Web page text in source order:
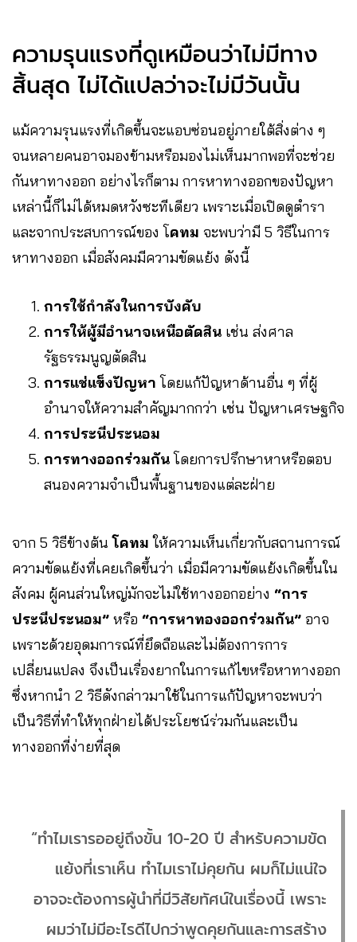
ความรุนแรงที่ดูเหมือนว่าไม่มีทาง
สิ้นสุด ไม่ได้แปลว่าจะไม่มีวันนั้น
แม้ความรุนแรงที่เกิดขึ้นจะแอบซ่อนอยู่ภายใต้สิ่งต่าง ๆ
จนหลายคนอาจมองข้ามหรือมองไม่เห็นมากพอที่จะช่วย
กันหาทางออก อย่างไรก็ตาม การหาทางออกของปัญหา
เหล่านี้ก็ไม่ได้หมดหวังซะทีเดียว เพราะเมื่อเปิดดูตำรา
และจากประสบการณ์ของ โคทม จะพบว่ามี 5 วิธีในการ
หาทางออก เมื่อสังคมมีความขัดแย้ง ดังนี้
การใช้กำลังในการบังคับ
การให้ผู้มีอำนาจเหนือตัดสิน เช่น ส่งศาล
รัฐธรรมนูญตัดสิน
การแช่แข็งปัญหา โดยแก้ปัญหาด้านอื่น ๆ ที่ผู้
อำนาจให้ความสำคัญมากกว่า เช่น ปัญหาเศรษฐกิจ
การประนีประนอม
การทางออกร่วมกันโดยการปรึกษาหาหรือตอบ
สนองความจำเป็นพื้นฐานของแต่ละฝ่าย
จาก 5 วิธีข้างต้นโคทม ให้ความเห็นเกี่ยวกับสถานการณ์
ความขัดแย้งที่เคยเกิดขึ้นว่า เมื่อมีความขัดแย้งเกิดขึ้นใน
สังคม ผู้คนส่วนใหญ่มักจะไม่ใช้ทางออกอย่าง “การ
ประนีประนอม” หรือ “การหาทองออกร่วมกัน” อาจ
เพราะด้วยอุดมการณ์ที่ยึดถือและไม่ต้องการการ
เปลี่ยนแปลง จึงเป็นเรื่องยากในการแก้ไขหรือหาทางออก
ซึ่งหากนำ 2 วิธีดังกล่าวมาใช้ในการแก้ปัญหาจะพบว่า
เป็นวิธีที่ทำให้ทุกฝ่ายได้ประโยชน์ร่วมกันและเป็น
ทางออกที่ง่ายที่สุด
“ทำไมเรารออยู่ถึงขั้น 10-20 ปี สำหรับความขัด
แย้งที่เราเห็น ทำไมเราไม่คุยกัน ผมก็ไม่แน่ใจ
อาจจะต้องการผู้นำที่มีวิสัยทัศน์ในเรื่องนี้ เพราะ
ผมว่าไม่มีอะไรดีไปกว่าพูดคุยกันและการสร้าง